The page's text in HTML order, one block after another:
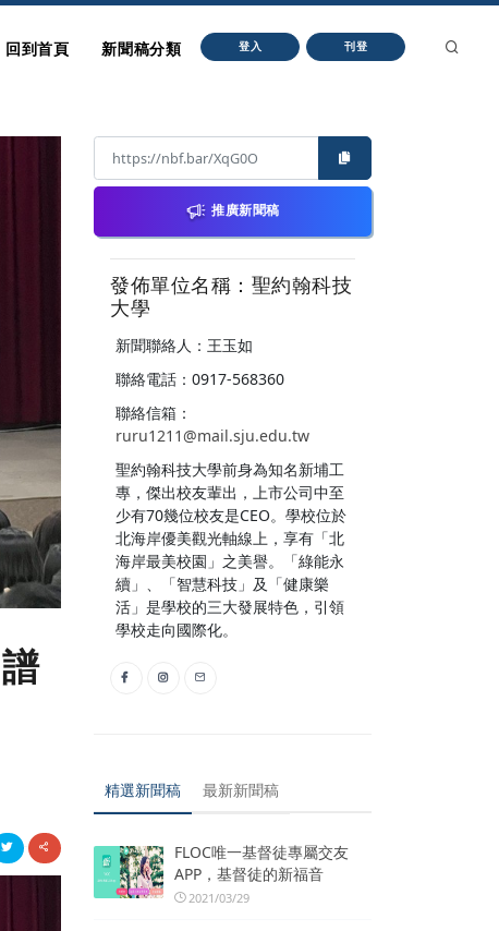
回到首頁 新聞稿分類 登入 刊登
推廣新聞稿
發佈單位名稱：聖約翰科技
大學
新聞聯絡人：王玉如
聯絡電話：0917-568360
聯絡信箱：
ruru1211@mail.sju.edu.tw
聖約翰科技大學前身為知名新埔工
專，傑出校友輩出，上市公司中至
少有70幾位校友是CEO。學校位於
北海岸優美觀光軸線上，享有「北
海岸最美校園」之美譽。「綠能永
續」、「智慧科技」及「健康樂
活」是學校的三大發展特色，引領
學校走向國際化。
精選新聞稿 最新新聞稿
FLOC唯一基督徒專屬交友
APP，基督徒的新福音
2021/03/29